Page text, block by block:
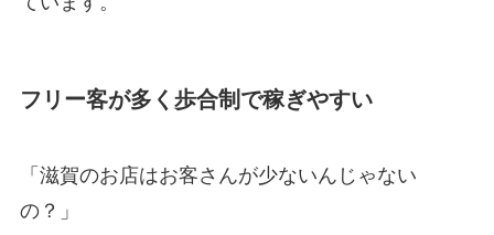
フリー客が多く歩合制で稼ぎやすい
「滋賀のお店はお客さんが少ないんじゃない
の？」